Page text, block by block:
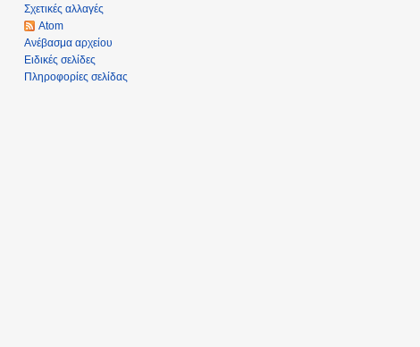
Σχετικές αλλαγές
Atom
Ανέβασμα αρχείου
Ειδικές σελίδες
Πληροφορίες σελίδας